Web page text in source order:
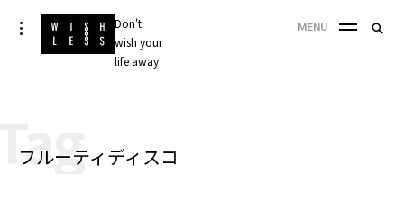
Skip
to
Don't
wish your
life away
toggle
open/close
sidebar
MENU
フルーティディスコ